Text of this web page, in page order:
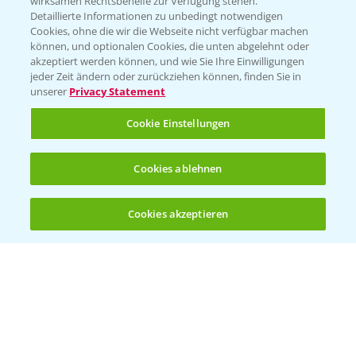
(noch 4)
Beratung auf WhatsApp
T.+49 (0)174 346 564 1
KONTAKT
Hilfe in Notfällen
+49 (0)214/30-20220
Detaillierte Informationen zu unbedingt notwendigen
Cookies, ohne die wir die Webseite nicht verfügbar machen
können, und optionalen Cookies, die unten abgelehnt oder
akzeptiert werden können, und wie Sie Ihre Einwilligungen
jeder Zeit ändern oder zurückziehen können, finden Sie in
unserer Privacy Statement
Cookie Einstellungen
Cookies ablehnen
Cookies akzeptieren